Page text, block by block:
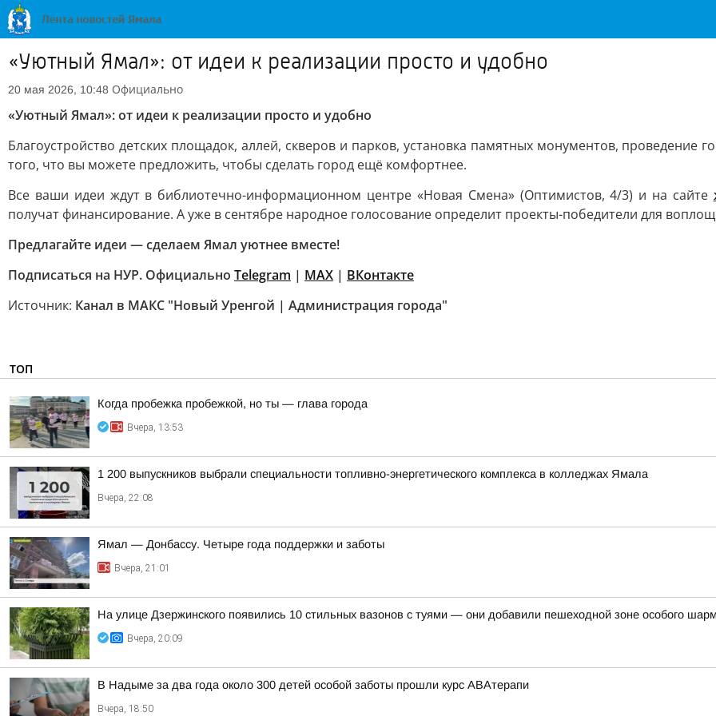
«Уютный Ямал»: от идеи к реализации просто и удобно
20 мая 2026, 10:48 Официально
«Уютный Ямал»: от идеи к реализации просто и удобно
Благоустройство детских площадок, аллей, скверов и парков, установка памятных монументов,
того, что вы можете предложить, чтобы сделать город ещё комфортнее.
Все ваши идеи ждут в библиотечно-информационном центре «Новая Смена» (Оптимистов, 4/3) и на сайте
получат финансирование. А уже в сентябре народное голосование определит проекты-победители для
Предлагайте идеи — сделаем Ямал уютнее вместе!
Подписаться на НУР. Официально Telegram | MAХ | ВКонтакте
Источник: Канал в МАКС "Новый Уренгой | Администрация города"
ТОП
Когда пробежка пробежкой, но ты — глава города
Вчера, 13:53
1 200 выпускников выбрали специальности топливно-энергетического комплекса в колледжах Ямала
Вчера, 22:08
Ямал — Донбассу. Четыре года поддержки и заботы
Вчера, 21:01
На улице Дзержинского появились 10 стильных вазонов с туями — они добавили пешеходной зоне особого
Вчера, 20:09
В Надыме за два года около 300 детей особой заботы прошли курс АВАтерапи
Вчера, 18:50